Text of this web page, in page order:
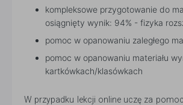
kompleksowe przygotowanie do
osiągnięty wynik: 94% - fizyka
pomoc w opanowaniu zaległego
pomoc w opanowaniu materiału
kartkówkach/klasówkach
W przypadku lekcji online uczę za